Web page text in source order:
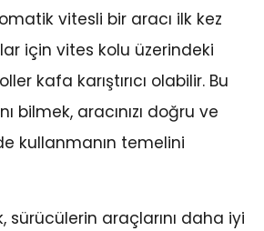
vitesli bir aracı ilk kez
için vites kolu üzerindeki
kafa karıştırıcı olabilir. Bu
bilmek, aracınızı doğru ve
kullanmanın temelini
sürücülerin araçlarını daha iyi